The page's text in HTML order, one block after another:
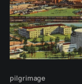
pilgrimage